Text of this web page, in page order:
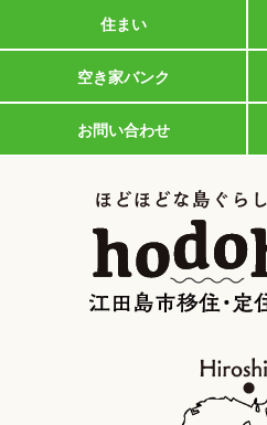
住まい
空き家バンク
お問い合わせ